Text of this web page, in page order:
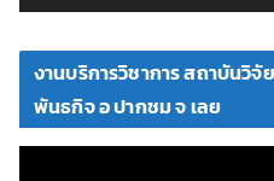
ดี
โ
งานบริการวิชาการ สถาบันวิ
พันธกิจ อ ปากชม จ เลย